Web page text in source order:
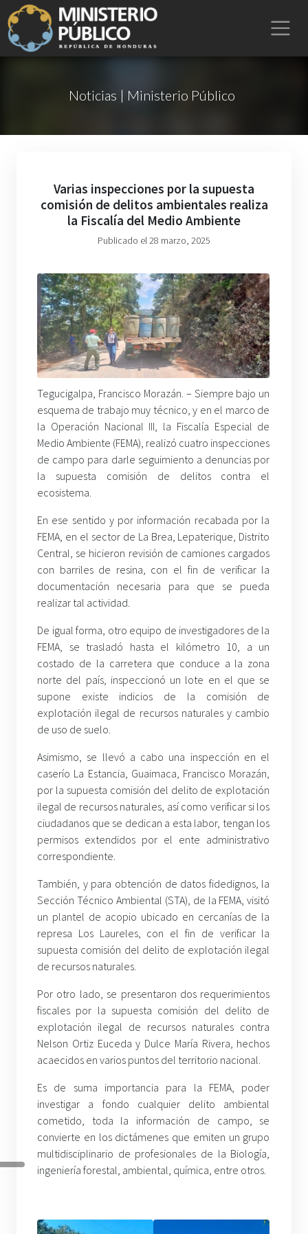
Noticias | Ministerio Público
Varias inspecciones por la supuesta
comisión de delitos ambientales realiza
la Fiscalía del Medio Ambiente
Publicado el 28 marzo, 2025
Tegucigalpa, Francisco Morazán. – Siempre bajo un
esquema de trabajo muy técnico, y en el marco de
la Operación Nacional III, la Fiscalía Especial de
Medio Ambiente (FEMA), realizó cuatro inspecciones
de campo para darle seguimiento a denuncias por
la supuesta comisión de delitos contra el
ecosistema.
En ese sentido y por información recabada por la
FEMA, en el sector de La Brea, Lepaterique, Distrito
Central, se hicieron revisión de camiones cargados
con barriles de resina, con el fin de verificar la
documentación necesaria para que se pueda
realizar tal actividad.
De igual forma, otro equipo de investigadores de la
FEMA, se trasladó hasta el kilómetro 10, a un
costado de la carretera que conduce a la zona
norte del país, inspeccionó un lote en el que se
supone existe indicios de la comisión de
explotación ilegal de recursos naturales y cambio
de uso de suelo.
Asimismo, se llevó a cabo una inspección en el
caserío La Estancia, Guaimaca, Francisco Morazán,
por la supuesta comisión del delito de explotación
ilegal de recursos naturales, así como verificar si los
ciudadanos que se dedican a esta labor, tengan los
permisos extendidos por el ente administrativo
correspondiente.
También, y para obtención de datos fidedignos, la
Sección Técnico Ambiental (STA), de la FEMA, visitó
un plantel de acopio ubicado en cercanías de la
represa Los Laureles, con el fin de verificar la
supuesta comisión del delito de explotación ilegal
de recursos naturales.
Por otro lado, se presentaron dos requerimientos
fiscales por la supuesta comisión del delito de
explotación ilegal de recursos naturales contra
Nelson Ortiz Euceda y Dulce María Rivera, hechos
acaecidos en varios puntos del territorio nacional.
Es de suma importancia para la FEMA, poder
investigar a fondo cualquier delito ambiental
cometido, toda la información de campo, se
convierte en los dictámenes que emiten un grupo
multidisciplinario de profesionales de la Biología,
ingeniería forestal, ambiental, química, entre otros.